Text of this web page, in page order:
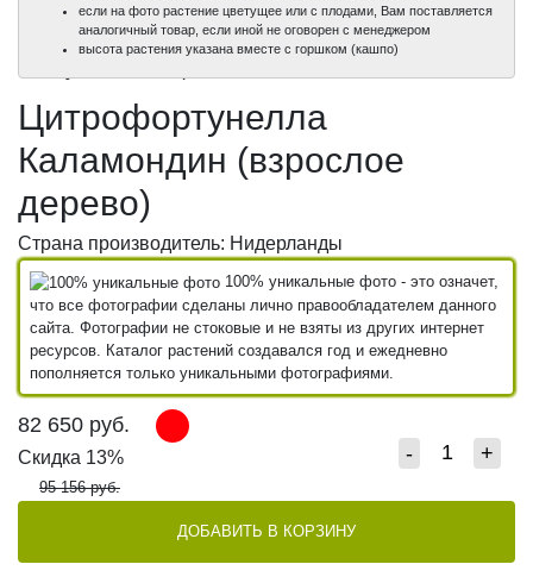
100%
100%
если на фото растение цветущее или с плодами, Вам поставляется
аналогичный товар, если иной не оговорен с менеджером
высота растения указана вместе с горшком (кашпо)
Цитрофортунелла
Каламондин (взрослое
дерево)
Страна производитель: Нидерланды
100% уникальные фото - это означет,
что все фотографии сделаны лично правообладателем данного
сайта. Фотографии не стоковые и не взяты из других интернет
ресурсов. Каталог растений создавался год и ежедневно
пополняется только уникальными фотографиями.
82 650 руб.
Скидка 13%
95 156 руб.
- +
ДОБАВИТЬ В КОРЗИНУ